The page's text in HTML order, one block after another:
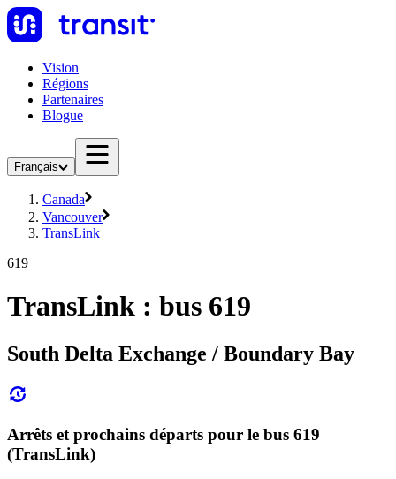
Vision
Régions
Partenaires
Blogue
Français
Canada
Vancouver
TransLink
619
TransLink : bus 619
South Delta Exchange / Boundary Bay
Arrêts et prochains départs pour le bus 619
(TransLink)